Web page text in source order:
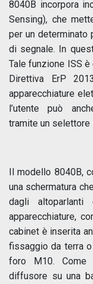
8040B incorpora
Sensing), che
per un
di segnale. In
Tale funzione ISS
Direttiva ErP
apparecchiature
l’utente può
tramite un selettore
Il modello 8040B,
una schermatura
dagli
apparecchiature,
cabinet è inserita
fissaggio da terra
foro M10. Come
diffusore su una